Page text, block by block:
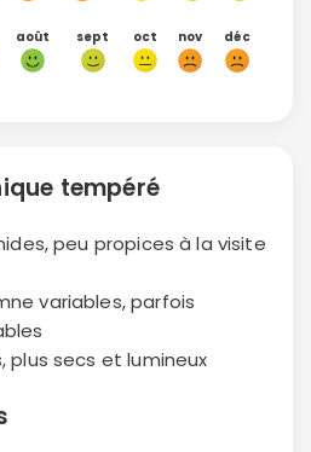
août sept oct nov déc
tempéré
peu propices à la visite
variables, parfois
plus secs et lumineux